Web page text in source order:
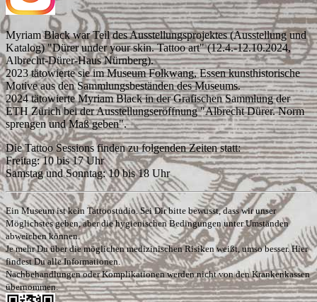
Myriam Black war Teil des Ausstellungsprojektes (Ausstellung und
Katalog) "Dürer under your skin. Tattoo art" (12.4.-12.10.2024,
Albrecht-Dürer-Haus Nürnberg).
2023 tätowierte sie im Museum Folkwang, Essen kunsthistorische
Motive aus den Sammlungsbeständen des Museums.
2024 tätowierte Myriam Black in der Grafischen Sammlung der
ETH Zürich bei der Ausstellungseröffnung "Albrecht Dürer. Norm
sprengen und Maß geben".
Die Tattoo Sessions finden zu folgenden Zeiten statt:
Freitag: 10 bis 17 Uhr
Samstag und Sonntag: 10 bis 18 Uhr
Ein Museum ist kein Tattoostudio. Sei Dir bitte bewusst, dass wir unser
Möglichstes geben, aber die hygienischen Bedingungen unter Umständen
abweichen können.
Je mehr Du über die möglichen medizinischen Risiken weißt, umso besser. Hier
findest Du alle Informationen.
Nachbehandlungen oder Komplikationen werden nicht von den Krankenkassen
übernommen.